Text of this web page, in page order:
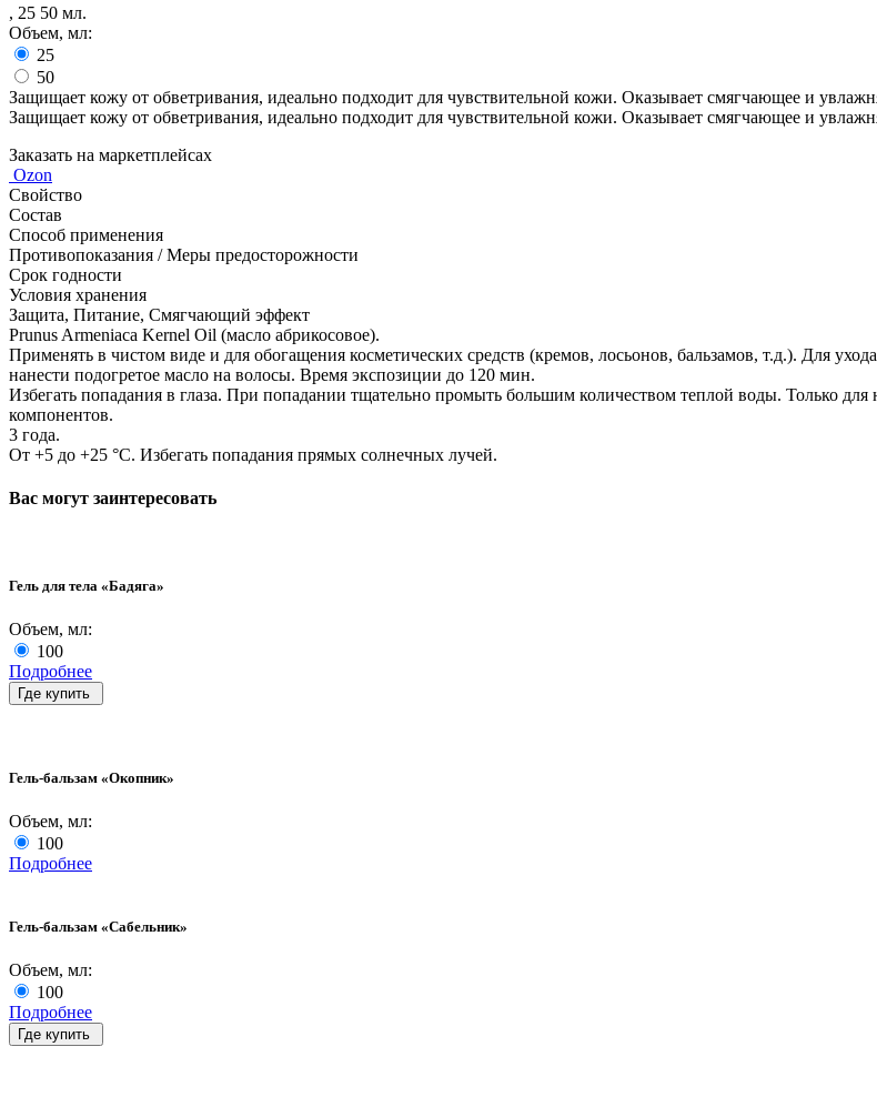
, 25 50 мл.
Объем, мл:
25
50
Защищает кожу от обветривания, идеально подходит для чувствительной кожи. Оказывает смягчающее и
Защищает кожу от обветривания, идеально подходит для чувствительной кожи. Оказывает смягчающее и
Заказать на маркетплейсах
Ozon
Свойство
Состав
Способ применения
Противопоказания / Меры предосторожности
Срок годности
Условия хранения
Защита, Питание, Смягчающий эффект
Prunus Armeniaca Kernel Oil (масло абрикосовое).
Применять в чистом виде и для обогащения косметических средств (кремов, лосьонов, бальзамов, т.д.). Для
нанести подогретое масло на волосы. Время экспозиции до 120 мин.
Избегать попадания в глаза. При попадании тщательно промыть большим количеством теплой воды. Только
компонентов.
3 года.
От +5 до +25 °С. Избегать попадания прямых солнечных лучей.
Вас могут заинтересовать
Гель для тела «Бадяга»
Объем, мл:
100
Подробнее
Где купить
Гель-бальзам «Окопник»
Объем, мл:
100
Подробнее
Гель-бальзам «Сабельник»
Объем, мл:
100
Подробнее
Где купить